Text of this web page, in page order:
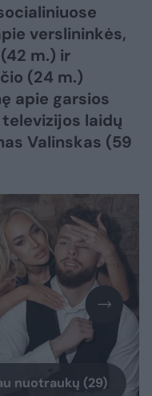
verslininkės,
m.) ir
(24 m.)
apie garsios
laidų
Valinskas (59
nuotraukų (29)